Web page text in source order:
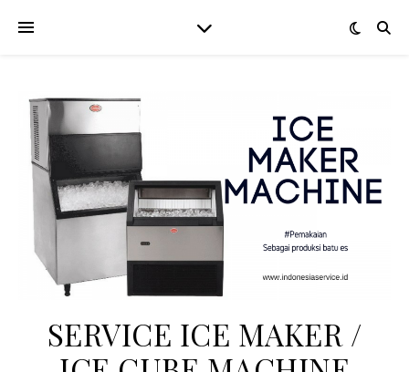
SERVICE ICE MAKER /